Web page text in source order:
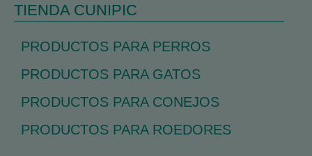
TIENDA CUNIPIC
PRODUCTOS PARA PERROS
PRODUCTOS PARA GATOS
PRODUCTOS PARA CONEJOS
PRODUCTOS PARA ROEDORES